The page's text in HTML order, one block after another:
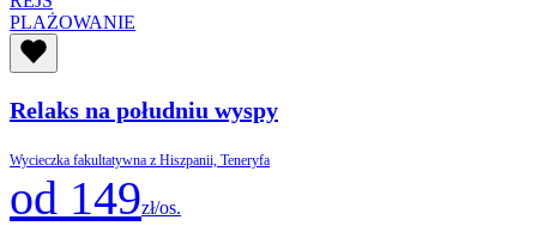
PLAŻOWANIE
Relaks na południu wyspy
Wycieczka fakultatywna z Hiszpanii, Teneryfa
od 149zł/os.